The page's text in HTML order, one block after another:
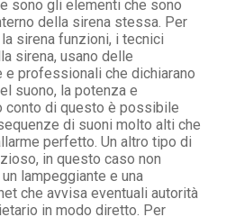
sono gli elementi che sono
della sirena stessa. Per
sirena funzioni, i tecnici
sirena, usano delle
e professionali che dichiarano
suono, la potenza e
conto di questo è possibile
di suoni molto alti che
perfetto. Un altro tipo di
in questo caso non
lampeggiante e una
che avvisa eventuali autorità
in modo diretto. Per